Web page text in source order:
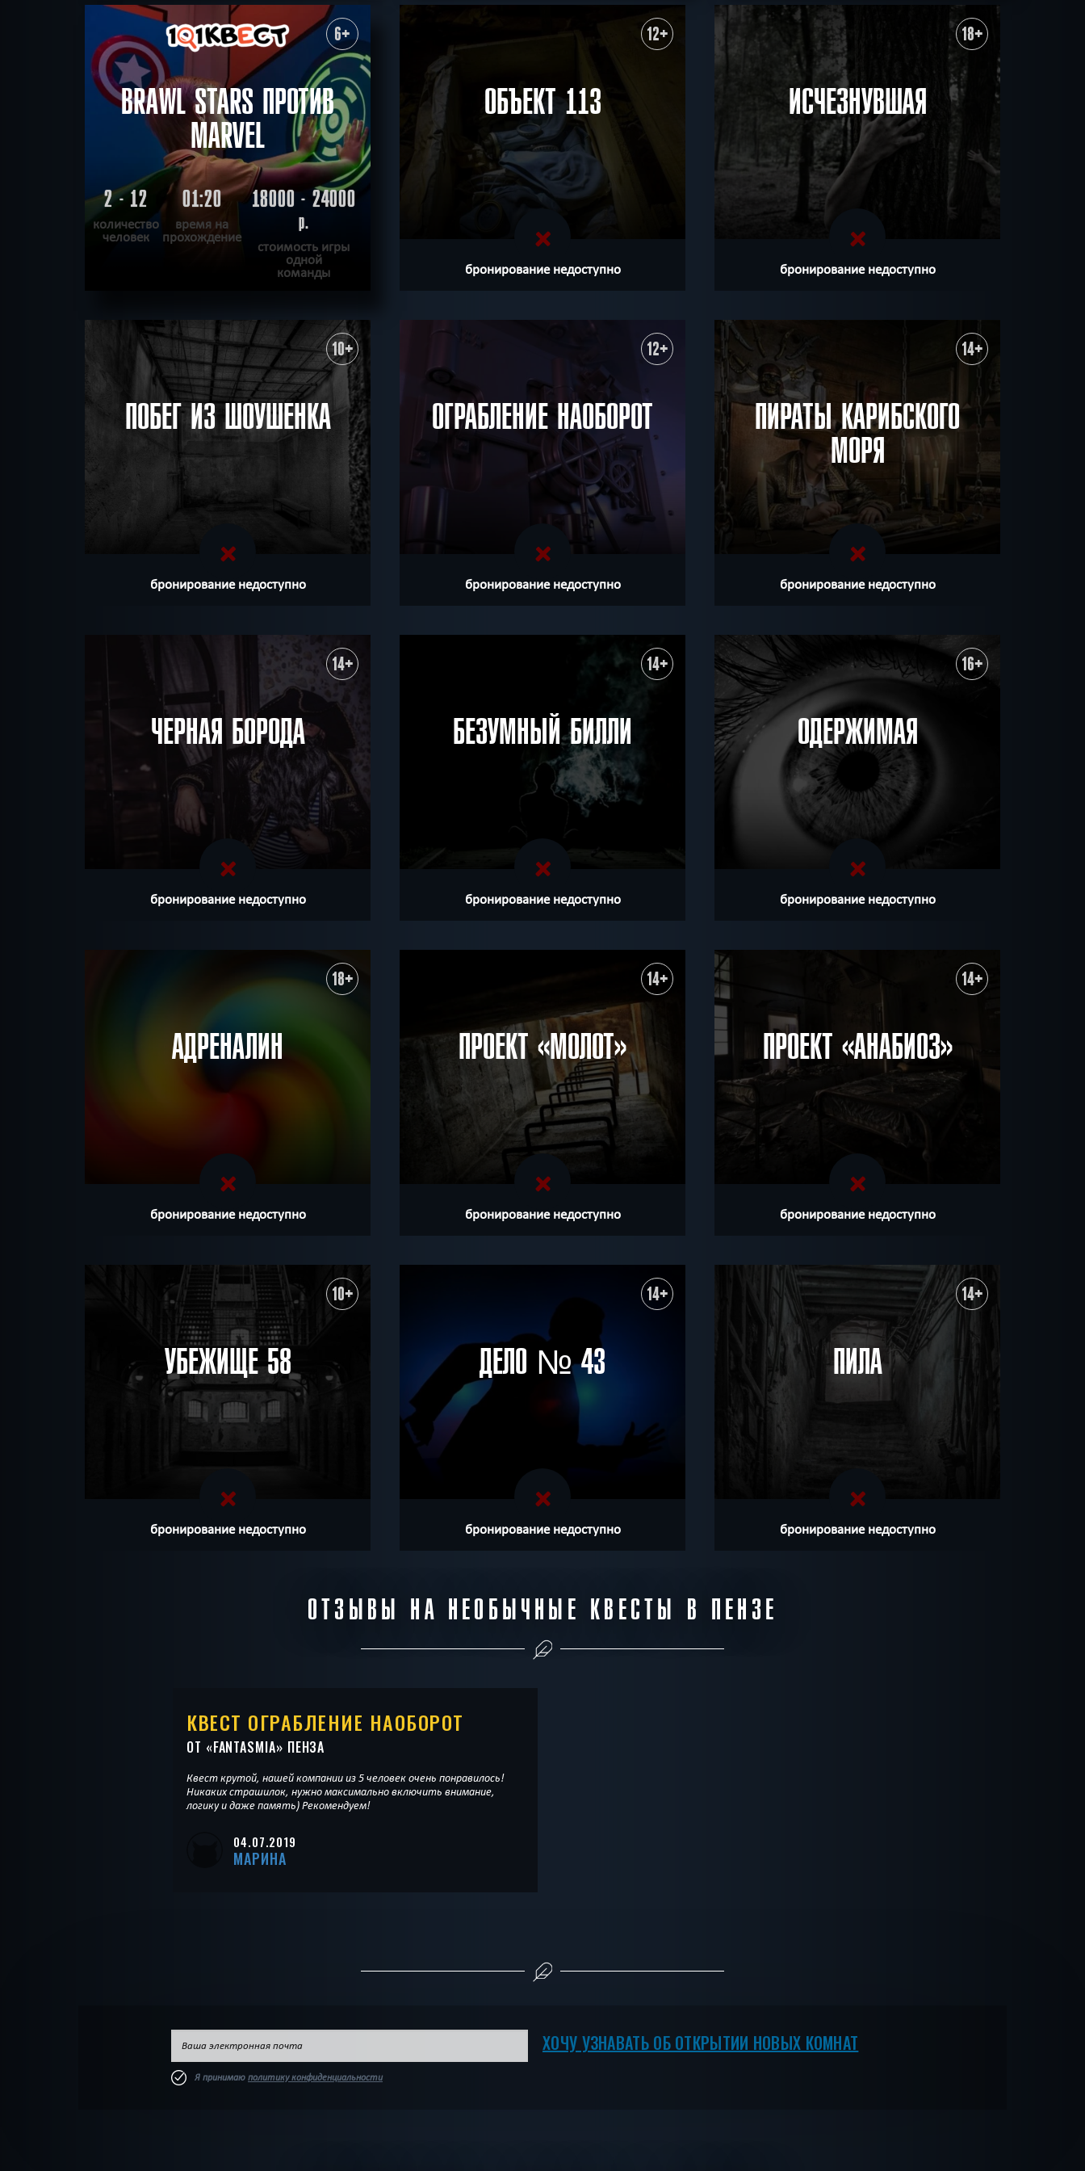
ХОЧУ ПРОЙТИ | КВЕСТ ПРОЙДЕН 6+
BRAWL STARS ПРОТИВ
MARVEL
2 - 12
количество
человек
01:20
время на
прохождение
18000 - 24000
р.
стоимость игры
одной
команды
ХОЧУ ПРОЙТИ | КВЕСТ ПРОЙДЕН
12+
ОБЪЕКТ 113
бронирование недоступно
18+
ИСЧЕЗНУВШАЯ
бронирование недоступно
10+
ПОБЕГ ИЗ ШОУШЕНКА
бронирование недоступно
12+
ОГРАБЛЕНИЕ НАОБОРОТ
бронирование недоступно
14+
ПИРАТЫ КАРИБСКОГО
МОРЯ
бронирование недоступно
14+
ЧЕРНАЯ БОРОДА
бронирование недоступно
14+
БЕЗУМНЫЙ БИЛЛИ
бронирование недоступно
16+
ОДЕРЖИМАЯ
бронирование недоступно
18+
АДРЕНАЛИН
бронирование недоступно
14+
ПРОЕКТ «МОЛОТ»
бронирование недоступно
14+
ПРОЕКТ «АНАБИОЗ»
бронирование недоступно
10+
УБЕЖИЩЕ 58
бронирование недоступно
14+
ДЕЛО № 43
бронирование недоступно
14+
ПИЛА
бронирование недоступно
ОТЗЫВЫ НА НЕОБЫЧНЫЕ КВЕСТЫ В ПЕНЗЕ
КВЕСТ ОГРАБЛЕНИЕ НАОБОРОТ
ОТ «FANTASMIA» ПЕНЗА
Квест крутой, нашей компании из 5 человек очень понравилось!
Никаких страшилок, нужно максимально включить внимание,
логику и даже память) Рекомендуем!
04.07.2019
МАРИНА
Я принимаю политику конфиденциальности
ХОЧУ УЗНАВАТЬ ОБ ОТКРЫТИИ НОВЫХ КОМНАТ